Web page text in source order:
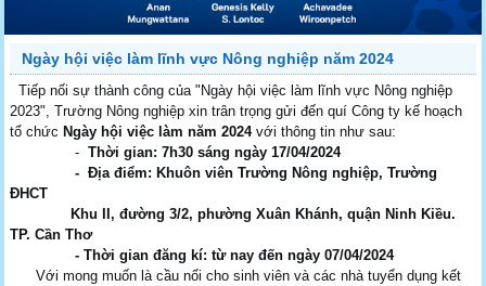
Ngày hội việc làm lĩnh vực Nông nghiệp năm 2024
Tiếp nối sự thành công của "Ngày hội việc làm lĩnh vực Nông nghiệp
2023", Trường Nông nghiệp xin trân trọng gửi đến quí Công ty kế hoạch
tổ chức Ngày hội việc làm năm 2024với thông tin như sau:
-Thời gian: 7h30 sáng ngày 17/04/2024
- Địa điểm: Khuôn viên Trường Nông nghiệp, Trường
ĐHCT
Khu II, đường 3/2, phường Xuân Khánh, quận Ninh Kiều.
TP. Cần Thơ
- Thời gian đăng kí: từ nay đến ngày 07/04/2024
Với mong muốn là cầu nối cho sinh viên và các nhà tuyển dụng kết